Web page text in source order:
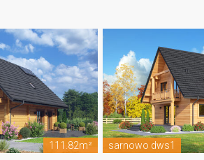
111.82m² sarnowo dws1